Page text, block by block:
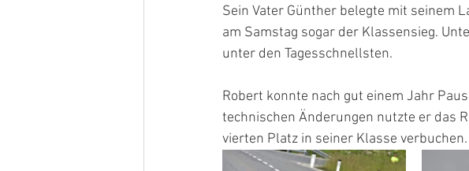
Sein Vater Günther belegte mit seinem
am Samstag sogar der Klassensieg.
unter den Tagesschnellsten.
Robert konnte nach gut einem Jahr
technischen Änderungen nutzte er das
vierten Platz in seiner Klasse verbuchen.